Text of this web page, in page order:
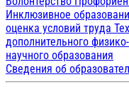
Инклюзивное
оценка условий труда
дополнительного
научного образования
Сведения об